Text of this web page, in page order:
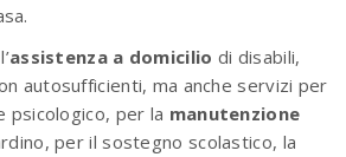
assistenza a domicilio di disabili,
autosufficienti, ma anche servizi per
psicologico, per la manutenzione
per il sostegno scolastico, la